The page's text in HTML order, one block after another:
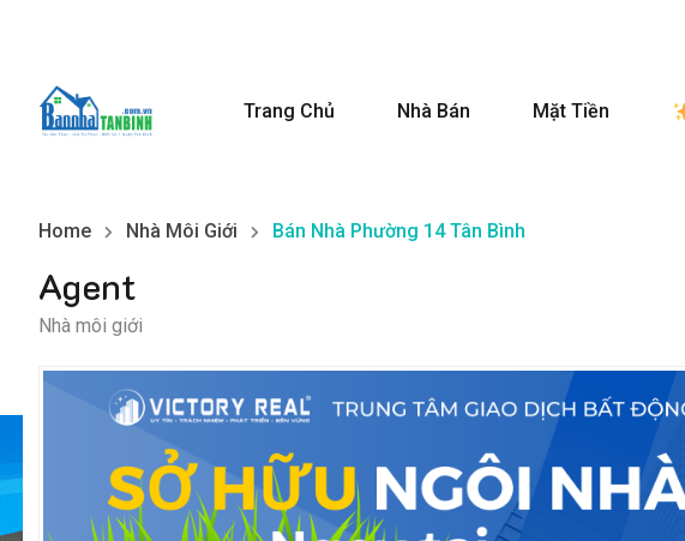
Trang Chủ Nhà Bán Mặt Tiền
Home Nhà Môi Giới Bán Nhà Phường 14 Tân Bình
Agent
Nhà môi giới